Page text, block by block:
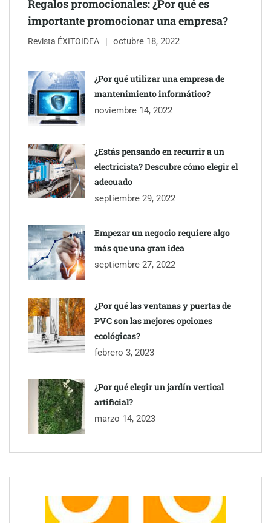
colaboración para reforzar la capacidad técnica de los
ayuntamientos
Última llamada: los destinos con las mayores caídas de precios
Regalos promocionales: ¿Por qué es
importante promocionar una empresa?
Revista ÉXITOIDEA octubre 18, 2022
¿Por qué utilizar una empresa de
mantenimiento informático?
noviembre 14, 2022
¿Estás pensando en recurrir a un
electricista? Descubre cómo elegir el
adecuado
septiembre 29, 2022
Empezar un negocio requiere algo
más que una gran idea
septiembre 27, 2022
¿Por qué las ventanas y puertas de
PVC son las mejores opciones
ecológicas?
febrero 3, 2023
¿Por qué elegir un jardín vertical
artificial?
marzo 14, 2023